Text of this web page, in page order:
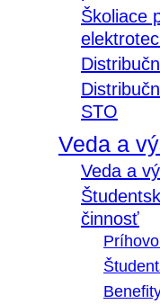
Školiace
STO
Veda a
Veda a
činnosť